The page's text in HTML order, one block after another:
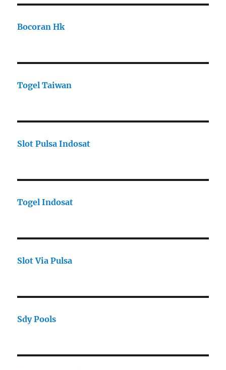
Bocoran Hk
Togel Taiwan
Slot Pulsa Indosat
Togel Indosat
Slot Via Pulsa
Sdy Pools